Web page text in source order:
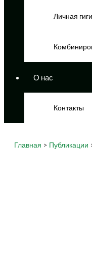
Личная
О нас
Контакты
Главная > Публикации